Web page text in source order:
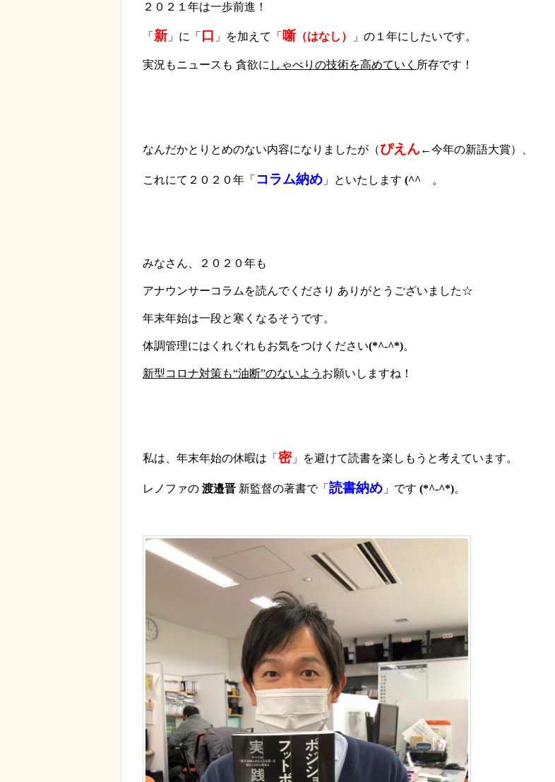
２０２１年は一歩前進！
「 新 」に「 口 」を加えて「 噺（はなし） 」の１年にしたいです。
実況もニュースも 貪欲に しゃべりの技術を高めていく 所存です！
なんだかとりとめのない内容になりましたが（ぴえん←今年の新語大賞）
これにて２０２０年「 コラム納め 」といたします (^^ 。
みなさん、２０２０年も
アナウンサーコラムを読んでくださり ありがとうございました☆
年末年始は一段と寒くなるそうです。
体調管理にはくれぐれもお気をつけください(*^-^*)。
新型コロナ対策も“油断”のないよう お願いしますね！
私は、年末年始の休暇は 「 密」を避けて読書を楽しもうと考えています。
レノファの 渡邉晋 新監督の著書で「 読書納め 」です (*^-^*)。